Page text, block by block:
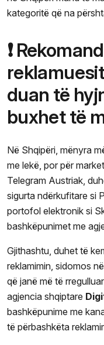
kategoritë që na
❗
duan të
buxhet të
Në Shqipëri, mënyra
me lekë, por për
Telegram Austriak,
sigurta ndërkufitare si
portofol elektronik si
bashkëpunimet me
Gjithashtu, duhet të
reklamimin, sidomos
që janë më të
agjencia shqiptare
bashkëpunime me
të përbashkëta